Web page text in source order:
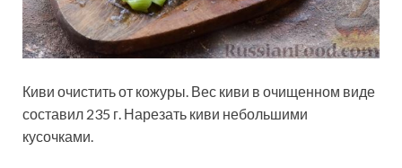
Киви очистить от кожуры. Вес киви в очищенном виде
составил 235 г. Нарезать киви небольшими
кусочками.